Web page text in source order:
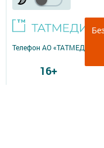
Телефон АО «ТАТМЕДИА»:
16+